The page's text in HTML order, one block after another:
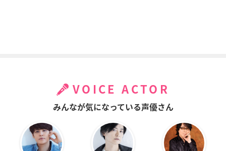
VOICE ACTOR
みんなが気になっている声優さん